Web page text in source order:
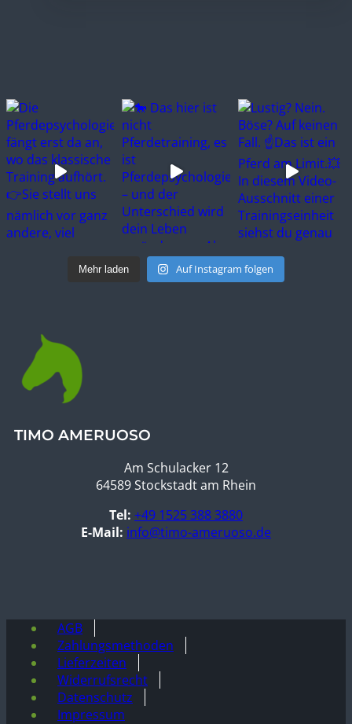
Mehr laden Auf Instagram folgen
TIMO AMERUOSO
Am Schulacker 12
64589 Stockstadt am Rhein
Tel: +49 1525 388 3880
E-Mail: info@timo-ameruoso.de
AGB
Zahlungsmethoden
Lieferzeiten
Widerrufsrecht
Datenschutz
Impressum